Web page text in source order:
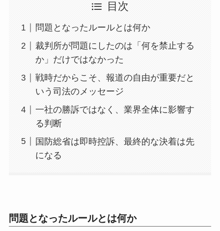
目次
問題となったルールとは何か
裁判所が問題にしたのは「何を禁止する
か」だけではなかった
戦時だからこそ、報道の自由が重要だと
いう司法のメッセージ
一社の勝訴ではなく、業界全体に影響す
る判断
国防総省は即時控訴、最終的な決着は先
になる
問題となったルールとは何か